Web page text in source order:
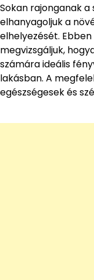
Sokan rajonganak
elhanyagoljuk a
elhelyezését.
megvizsgáljuk,
számára ideális
lakásban. A
egészségesek és